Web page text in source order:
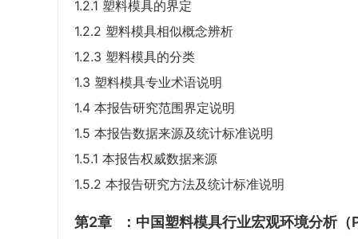
1.2.1 塑料模具的界定
1.2.2 塑料模具相似概念辨析
1.2.3 塑料模具的分类
1.3 塑料模具专业术语说明
1.4 本报告研究范围界定说明
1.5 本报告数据来源及统计标准说明
1.5.1 本报告权威数据来源
1.5.2 本报告研究方法及统计标准说明
第2章 ：中国塑料模具行业宏观环境分析（